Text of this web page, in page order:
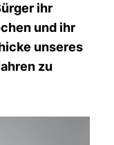
ihr
und ihr
unseres
zu